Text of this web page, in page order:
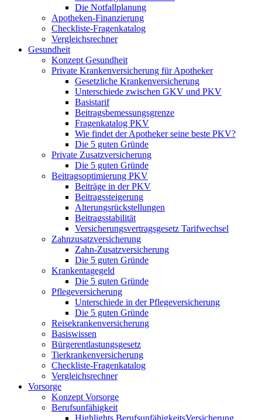
Die Notfallplanung
Apotheken-Finanzierung
Checkliste-Fragenkatalog
Vergleichsrechner
Gesundheit
Konzept Gesundheit
Private Krankenversicherung für Apotheker
Gesetzliche Krankenversicherung
Unterschiede zwischen GKV und PKV
Basistarif
Beitragsbemessungsgrenze
Fragenkatalog PKV
Wie findet der Apotheker seine beste PKV?
Die 5 guten Gründe
Private Zusatzversicherung
Die 5 guten Gründe
Beitragsoptimierung PKV
Beiträge in der PKV
Beitragssteigerung
Alterungsrückstellungen
Beitragsstabilität
Versicherungsvertragsgesetz Tarifwechsel
Zahnzusatzversicherung
Zahn-Zusatzversicherung
Die 5 guten Gründe
Krankentagegeld
Die 5 guten Gründe
Pflegeversicherung
Unterschiede in der Pflegeversicherung
Die 5 guten Gründe
Reisekrankenversicherung
Basiswissen
Bürgerentlastungsgesetz
Tierkrankenversicherung
Checkliste-Fragenkatalog
Vergleichsrechner
Vorsorge
Konzept Vorsorge
Berufsunfähigkeit
Highlights BerufsunfähigkeitsVersicherung